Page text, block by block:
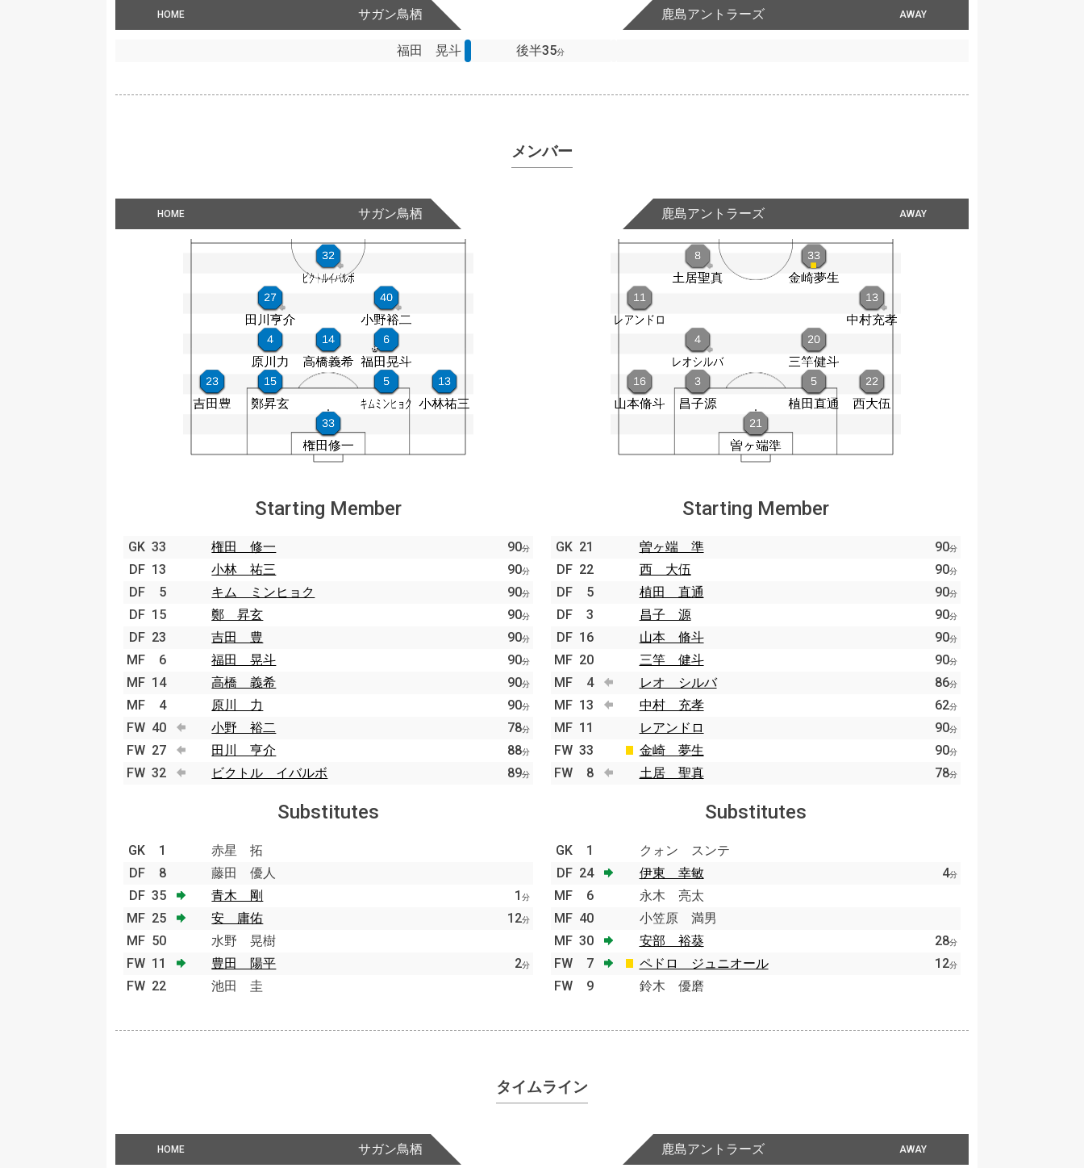
HOME サガン鳥栖 AWAY
鹿島アントラーズ
福田 晃斗 後半35分
メンバー
HOME サガン鳥栖 AWAY
鹿島アントラーズ
Starting Member
GK 33 権田 修一 90分
DF 13 小林 祐三 90分
DF 5 キム ミンヒョク 90分
DF 15 鄭 昇玄 90分
DF 23 吉田 豊 90分
MF 6 福田 晃斗 90分
MF 14 高橋 義希 90分
MF 4 原川 力 90分
FW 40 小野 裕二 78分
FW 27 田川 亨介 88分
FW 32 ビクトル イバルボ 89分
Substitutes
GK 1
赤星 拓
DF
8
藤田 優人
DF 35 青木 剛 1分
MF 25 安 庸佑 12分
MF 50
水野 晃樹
FW 11 豊田 陽平 2分
FW 22 池田 圭
Starting Member
GK 21 曽ヶ端 準 90分
DF 22 西 大伍 90分
DF 5 植田 直通 90分
DF 3 昌子 源 90分
DF 16 山本 脩斗 90分
MF 20 三竿 健斗 90分
MF 4 レオ シルバ 86分
MF 13 中村 充孝 62分
MF 11 レアンドロ 90分
FW 33 金崎 夢生 90分
FW 8 土居 聖真 78分
Substitutes
GK 1
クォン スンテ
DF 24 伊東 幸敏 4分
MF 6
永木 亮太
MF 40
小笠原 満男
MF 30 安部 裕葵 28分
FW 7 ペドロ ジュニオール 12分
FW 9 鈴木 優磨
タイムライン
HOME サガン鳥栖 AWAY
鹿島アントラーズ